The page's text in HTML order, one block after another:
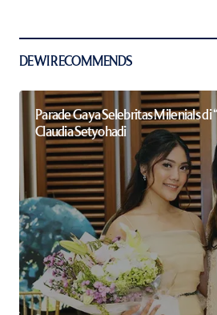
DEWI RECOMMENDS
Parade Gaya Selebritas Milenials di
Claudia Setyohadi